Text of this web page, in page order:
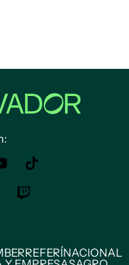
REFERÍNACIONAL